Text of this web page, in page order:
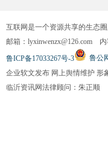
互联网是一个资源共享的生态
邮箱：lyxinwenzx@126.com 内
鲁ICP备17033267号-3
鲁公
企业软文发布 网上舆情维护 形
临沂资讯网法律顾问：朱正顺